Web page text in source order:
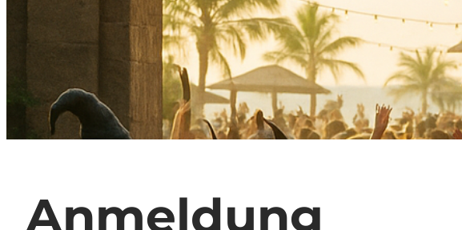
Anmeldung